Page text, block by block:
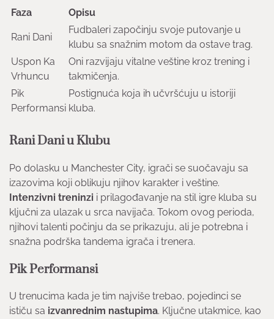
Faza Opisu
Rani Dani
Fudbaleri započinju svoje putovanje u
klubu sa snažnim motom da ostave trag.
Uspon Ka
Vrhuncu
Oni razvijaju vitalne veštine kroz trening i
takmičenja.
Pik
Performansi
Postignuća koja ih učvršćuju u istoriji
kluba.
Rani Dani u Klubu
Po dolasku u Manchester City, igrači se suočavaju sa
izazovima koji oblikuju njihov karakter i veštine.
Intenzivni treninzi i prilagođavanje na stil igre kluba su
ključni za ulazak u srca navijača. Tokom ovog perioda,
njihovi talenti počinju da se prikazuju, ali je potrebna i
snažna podrška tandema igrača i trenera.
Pik Performansi
U trenucima kada je tim najviše trebao, pojedinci se
ističu sa izvanrednim nastupima. Ključne utakmice, kao